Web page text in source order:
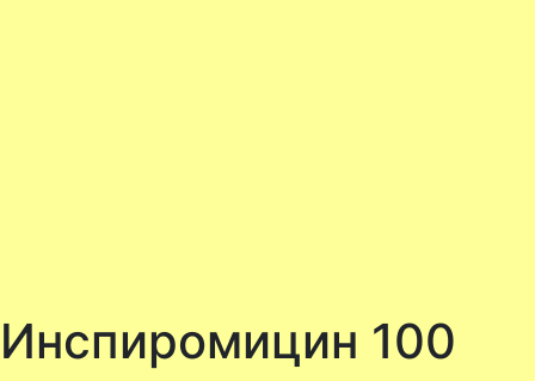
Инспиромицин 100